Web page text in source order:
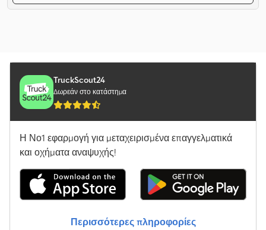
TruckScout24
Δωρεάν στο κατάστημα
Η Νο1 εφαρμογή για μεταχειρισμένα επαγγελματικά
και οχήματα αναψυχής!
Περισσότερες πληροφορίες